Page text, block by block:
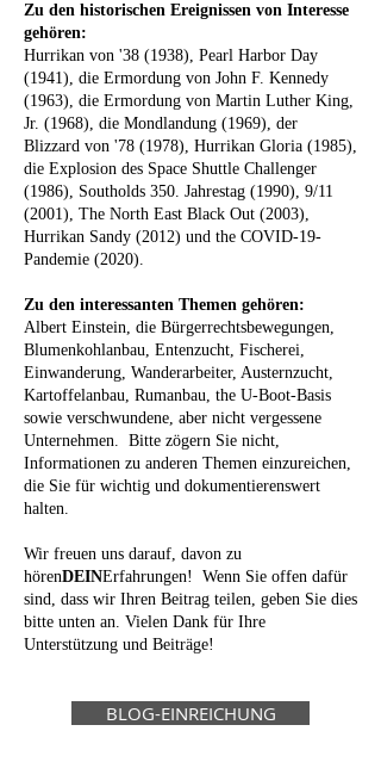
Zu den historischen Ereignissen von Interesse
gehören:
Hurrikan von '38 (1938), Pearl Harbor Day
(1941), die Ermordung von John F. Kennedy
(1963), die Ermordung von Martin Luther King,
Jr. (1968), die Mondlandung (1969), der
Blizzard von '78 (1978), Hurrikan Gloria (1985),
die Explosion des Space Shuttle Challenger
(1986), Southolds 350. Jahrestag (1990), 9/11
(2001), The North East Black Out (2003),
Hurrikan Sandy (2012) und the COVID-19-
Pandemie (2020).
Zu den interessanten Themen gehören:
Albert Einstein, die Bürgerrechtsbewegungen,
Blumenkohlanbau, Entenzucht, Fischerei,
Einwanderung, Wanderarbeiter, Austernzucht,
Kartoffelanbau, Rumanbau, the U-Boot-Basis
sowie verschwundene, aber nicht vergessene
Unternehmen. Bitte zögern Sie nicht,
Informationen zu anderen Themen einzureichen,
die Sie für wichtig und dokumentierenswert
halten.
Wir freuen uns darauf, davon zu
hörenDEINErfahrungen! Wenn Sie offen dafür
sind, dass wir Ihren Beitrag teilen, geben Sie dies
bitte unten an. Vielen Dank für Ihre
Unterstützung und Beiträge!
BLOG-EINREICHUNG